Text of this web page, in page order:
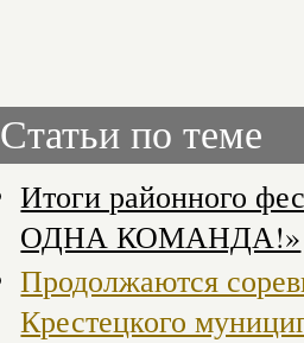
Статьи по теме
Итоги районного
ОДНА КОМАНДА!»
Продолжаются
Крестецкого